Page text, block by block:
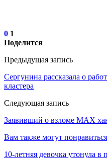
0 1
Поделится
Предыдущая запись
Сергунина рассказала о
кластера
Следующая запись
Заявивший о взломе MAX
Вам также могут понравиться
10-летняя девочка утонула в